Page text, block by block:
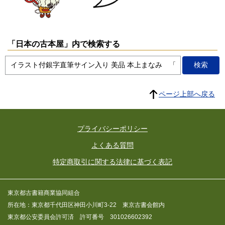
「日本の古本屋」内で検索する
ページ上部へ戻る
プライバシーポリシー
よくある質問
特定商取引に関する法律に基づく表記
東京都古書籍商業協同組合
所在地：東京都千代田区神田小川町3-22 東京古書会館内
東京都公安委員会許可済 許可番号 301026602392